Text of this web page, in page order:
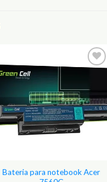
Favoritos
Bateria para notebook Acer